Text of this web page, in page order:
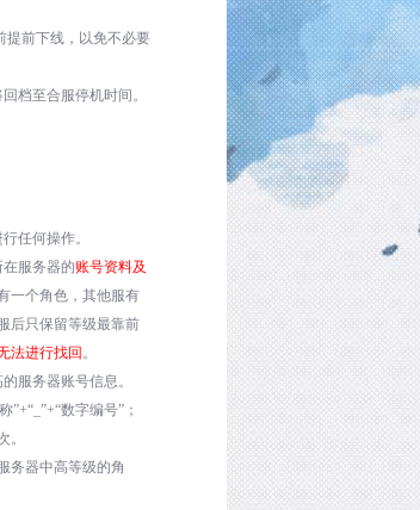
提前下线，以免不必要
档至合服停机时间。
任何操作。
在服务器的账号资料及
一个角色，其他服有
后只保留等级最靠前
法进行找回 。
服务器账号信息。
”+“ ”+“数字编号”；
。
务器中高等级的角